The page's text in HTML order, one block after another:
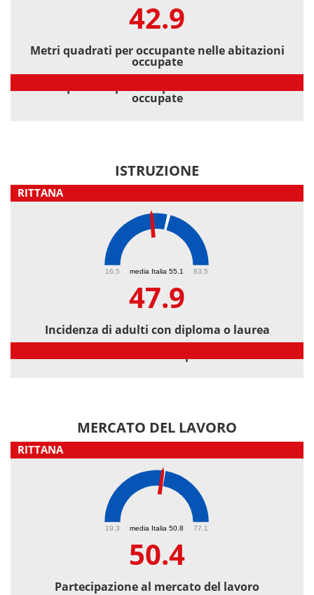
42.9
Metri quadrati per occupante nelle abitazioni
occupate
occupate
ISTRUZIONE
RITTANA
media Italia 55.1
16.5 83.5
47.9
Incidenza di adulti con diploma o laurea
MERCATO DEL LAVORO
RITTANA
media Italia 50.8
19.3 77.1
50.4
Partecipazione al mercato del lavoro